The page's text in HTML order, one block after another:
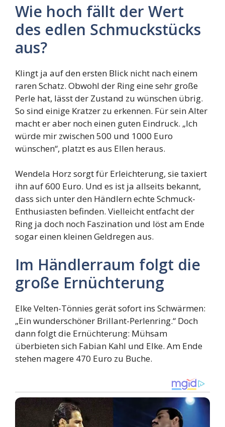
Wie hoch fällt der Wert
des edlen Schmuckstücks
aus?
Klingt ja auf den ersten Blick nicht nach einem
raren Schatz. Obwohl der Ring eine sehr große
Perle hat, lässt der Zustand zu wünschen übrig.
So sind einige Kratzer zu erkennen. Für sein Alter
macht er aber noch einen guten Eindruck. „Ich
würde mir zwischen 500 und 1000 Euro
wünschen“, platzt es aus Ellen heraus.
Wendela Horz sorgt für Erleichterung, sie taxiert
ihn auf 600 Euro. Und es ist ja allseits bekannt,
dass sich unter den Händlern echte Schmuck-
Enthusiasten befinden. Vielleicht entfacht der
Ring ja doch noch Faszination und löst am Ende
sogar einen kleinen Geldregen aus.
Im Händlerraum folgt die
große Ernüchterung
Elke Velten-Tönnies gerät sofort ins Schwärmen:
„Ein wunderschöner Brillant-Perlenring.“ Doch
dann folgt die Ernüchterung: Mühsam
überbieten sich Fabian Kahl und Elke. Am Ende
stehen magere 470 Euro zu Buche.